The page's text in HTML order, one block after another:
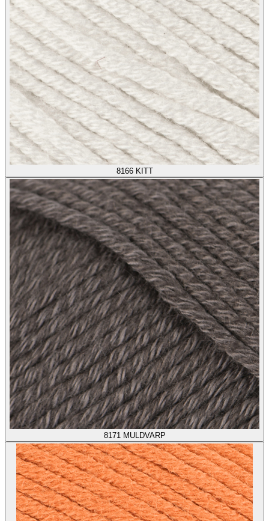
8166 KITT
8171 MULDVARP